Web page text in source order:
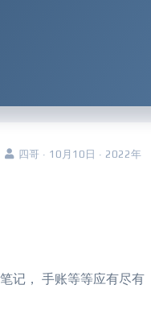
四哥 · 10月10日 · 2022年
记， 手账等等应有尽有